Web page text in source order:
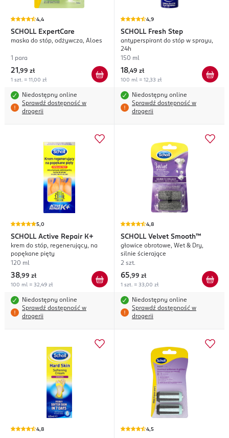
4,4
SCHOLL ExpertCare
maska do stóp, odżywcza, Aloes
1 para
21 ,99 zł
1 szt. = 11,00 zł
Niedostępny online
Sprawdź dostępność w
drogerii
4,9
SCHOLL Fresh Step
antyperspirant do stóp w sprayu,
24h
150 ml
18,49 zł
100 ml = 12,33 zł
Niedostępny online
Sprawdź dostępność w
drogerii
5,0
SCHOLL Active Repair K+
krem do stóp, regenerujący, na
popękane pięty
120 ml
38,99 zł
100 ml = 32,49 zł
Niedostępny online
Sprawdź dostępność w
drogerii
4,8
SCHOLL Velvet Smooth™
głowice obrotowe, Wet & Dry,
silnie ścierające
2 szt.
65,99 zł
1 szt. = 33,00 zł
Niedostępny online
Sprawdź dostępność w
drogerii
4,8 4,5